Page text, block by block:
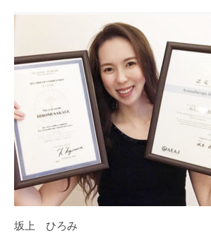
坂上 ひろみ